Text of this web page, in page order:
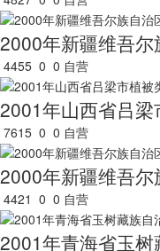
2000年新疆维吾
4455 0 0 自营
2001年山西省吕
7615 0 0 自营
2000年新疆维吾
4421 0 0 自营
2001年青海省玉